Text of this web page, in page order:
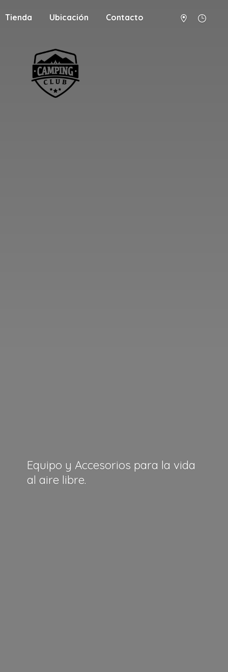
Tienda Ubicación Contacto
Equipo y Accesorios para la vida
al aire libre.